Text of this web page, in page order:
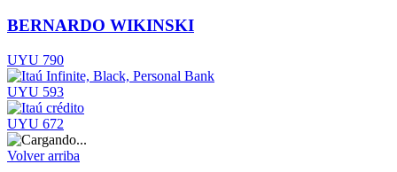
BERNARDO WIKINSKI
UYU 790
UYU 593
UYU 672
Volver arriba